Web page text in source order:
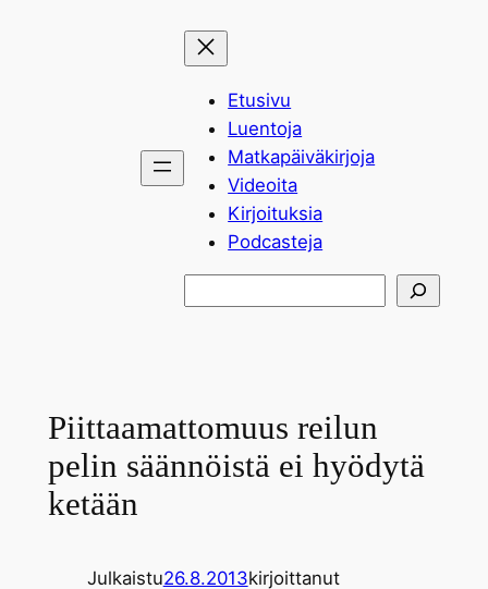
Etusivu
Luentoja
Matkapäiväkirjoja
Videoita
Kirjoituksia
Podcasteja
Piittaamattomuus reilun
pelin säännöistä ei hyödytä
ketään
Julkaistu26.8.2013kirjoittanut